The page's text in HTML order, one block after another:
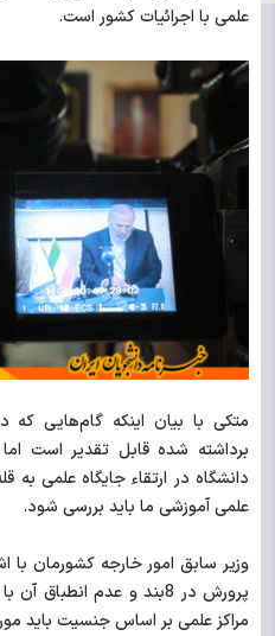
علمی با اجرائیات کشور است.
متکی با بیان اینکه گام‌هایی
برداشته شده قابل تقدیر است
دانشگاه در ارتقاء جایگاه علمی
علمی آموزشی ما باید بررسی شود.
وزیر سابق امور خارجه کشورمان با
پرورش در 8بند و عدم
مراکز علمی بر اساس جنسیت باید مورد